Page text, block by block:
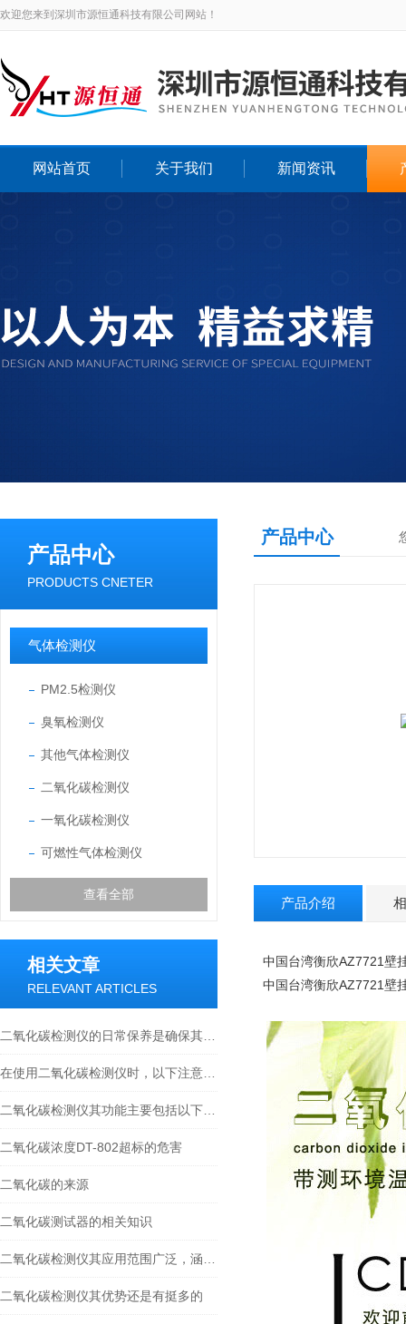
欢迎您来到深圳市源恒通科技有限公司网站！
网站首页 关于我们 新闻资讯
产品中心
PRODUCTS CNETER
气体检测仪
PM2.5检测仪
臭氧检测仪
其他气体检测仪
二氧化碳检测仪
一氧化碳检测仪
可燃性气体检测仪
查看全部
相关文章
RELEVANT ARTICLES
二氧化碳浓度DT-802超标的危害
二氧化碳的来源
二氧化碳测试器的相关知识
二氧化碳检测仪其优势还是有挺多的
产品中心
产品介绍
中国台湾衡欣AZ7721壁
中国台湾衡欣AZ7721壁